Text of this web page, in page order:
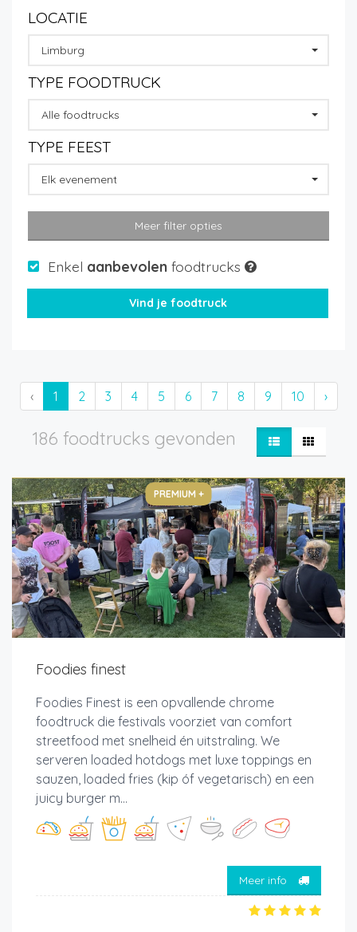
LOCATIE
Limburg
TYPE FOODTRUCK
Alle foodtrucks
TYPE FEEST
Elk evenement
Meer filter opties
Enkel aanbevolen foodtrucks
‹ 1 2 3 4 5 6 7 8 9 10 ›
186 foodtrucks gevonden
PREMIUM +
Foodies finest
Foodies Finest is een opvallende chrome
foodtruck die festivals voorziet van comfort
streetfood met snelheid én uitstraling. We
serveren loaded hotdogs met luxe toppings en
sauzen, loaded fries (kip óf vegetarisch) en een
juicy burger m...
Meer info